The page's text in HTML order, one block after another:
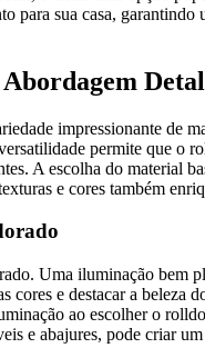
para sua casa,
impressionante
permite que o
A escolha do material
e cores também
Uma iluminação bem
e destacar a
ao escolher o
e abajures, pode criar